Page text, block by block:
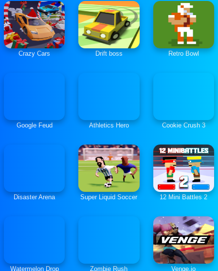
Crazy Cars Drift boss Retro Bowl
Google Feud Athletics Hero Cookie Crush 3
Disaster Arena Super Liquid Soccer 12 Mini Battles 2
Watermelon Drop Zombie Rush Venge.io